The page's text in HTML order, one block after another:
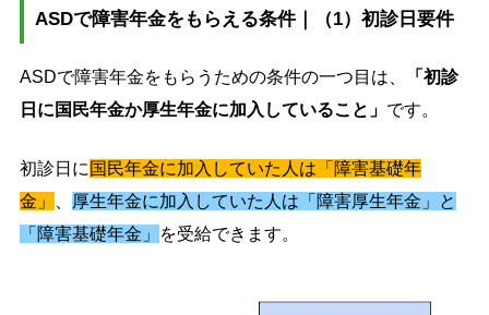
ASDで障害年金をもらえる条件｜（1）初診日要件
ASDで障害年金をもらうための条件の一つ目は、
「初診
日に国民年金か厚生年金に加入していること」 です。
初診日に 国民年金に加入していた人は「障害基礎年
金」
厚生年金に加入していた人は「障害厚生年金」と
「障害基礎年金」
を受給できます。